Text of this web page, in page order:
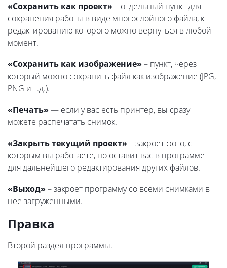
«Сохранить как проект» – отдельный пункт для
сохранения работы в виде многослойного файла, к
редактированию которого можно вернуться в любой
момент.
«Сохранить как изображение» – пункт, через
который можно сохранить файл как изображение (JPG,
PNG и т.д.).
«Печать» — если у вас есть принтер, вы сразу
можете распечатать снимок.
«Закрыть текущий проект» – закроет фото, с
которым вы работаете, но оставит вас в программе
для дальнейшего редактирования других файлов.
«Выход» – закроет программу со всеми снимками в
нее загруженными.
Правка
Второй раздел программы.